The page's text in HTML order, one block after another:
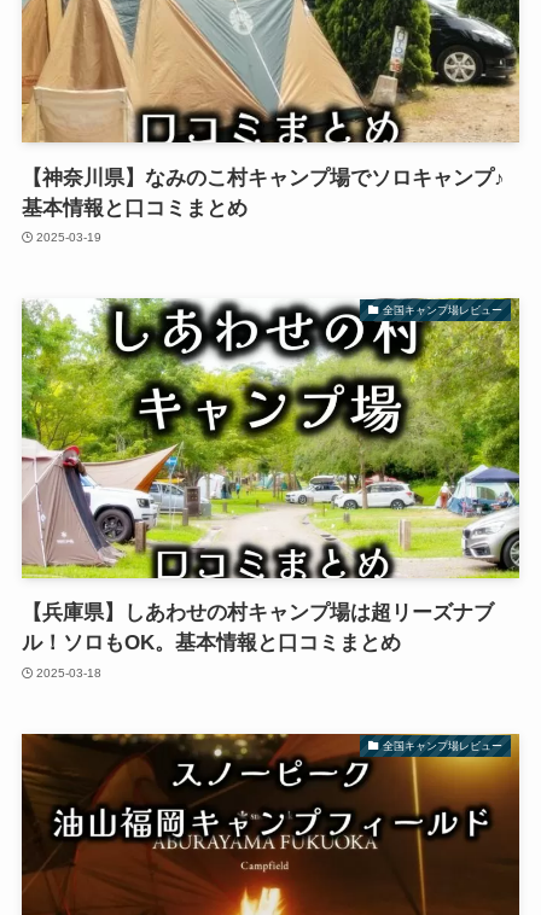
【神奈川県】なみのこ村キャンプ場でソロキャンプ♪
基本情報と口コミまとめ
2025-03-19
全国キャンプ場レビュー
【兵庫県】しあわせの村キャンプ場は超リーズナブ
ル！ソロもOK。基本情報と口コミまとめ
2025-03-18
全国キャンプ場レビュー